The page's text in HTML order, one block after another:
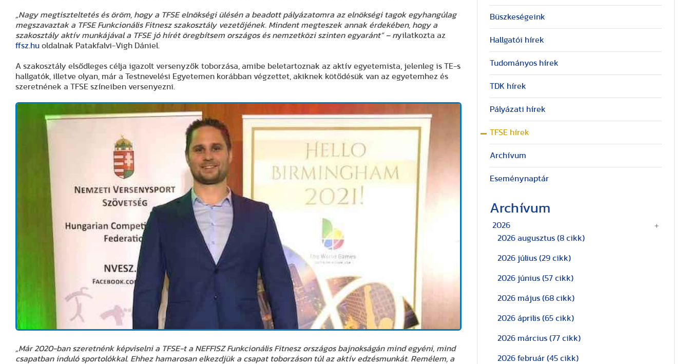
„Nagy megtiszteltetés és öröm, hogya TFSE elnökségi ülésén a beadott pályázatomra az elnökségi tagok egyhangúlag
megszavaztak a TFSE Funkcionális Fitnesz szakosztály vezetőjének. Mindent megteszek annak érdekében, hogy a
szakosztály aktív munkájával a TFSE jó hírét öregbítsem országos és nemzetközi szinten egyaránt”– nyilatkozta az
ffsz.hu oldalnak Patakfalvi-Vigh Dániel.
A szakosztály elsődleges célja igazolt versenyzők toborzása, amibe beletartoznak az aktív egyetemista, jelenleg is TE-s
hallgatók, illetve olyan, már a Testnevelési Egyetemen korábban végzettet, akiknek kötődésük van az egyetemhez és
szeretnének a TFSE színeiben versenyezni.
„Már2020-banszeretnénk képviselni a TFSE-ta NEFFISZ Funkcionális Fitnesz országos bajnokságán mind egyéni, mind
csapatban induló sportolókkal. Ehhez hamarosan elkezdjüka csapat toborzáson túl az aktív edzésmunkát. Remélem, a
Büszkeségeink
Hallgatói hírek
Tudományos hírek
TDK hírek
Pályázati hírek
TFSE hírek
Archívum
Eseménynaptár
Archívum
2026
2026 augusztus (8 cikk)
2026 július (29 cikk)
2026 június (57 cikk)
2026 május (68 cikk)
2026 április (65 cikk)
2026 március (77 cikk)
2026 február (45 cikk)